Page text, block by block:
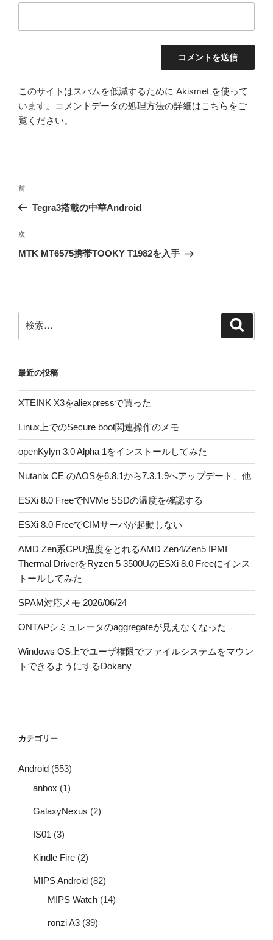
このサイトはスパムを低減するために Akismet を使って
います。
コメントデータの処理方法の詳細はこちらをご
覧ください。
投
ナ
ビ
ゲ
ン
前
の
稿
前
Tegra3搭載の中華Android
次
の
次
MTK MT6575携帯TOOKY T1982を入手
索:
最近の投稿
XTEINK X3をaliexpressで買った
Linux上でのSecure boot関連操作のメモ
openKylyn 3.0 Alpha 1をインストールしてみた
Nutanix CE のAOSを6.8.1から7.3.1.9へアップデート、他
ESXi 8.0 FreeでNVMe SSDの温度を確認する
ESXi 8.0 FreeでCIMサーバが起動しない
AMD Zen系CPU温度をとれるAMD Zen4/Zen5 IPMI
Thermal DriverをRyzen 5 3500UのESXi 8.0 Freeにインス
トールしてみた
SPAM対応メモ 2026/06/24
ONTAPシミュレータのaggregateが見えなくなった
Windows OS上でユーザ権限でファイルシステムをマウン
トできるようにするDokany
カテゴリー
Android (553)
anbox (1)
GalaxyNexus (2)
IS01 (3)
Kindle Fire (2)
MIPS Android (82)
MIPS Watch (14)
ronzi A3 (39)